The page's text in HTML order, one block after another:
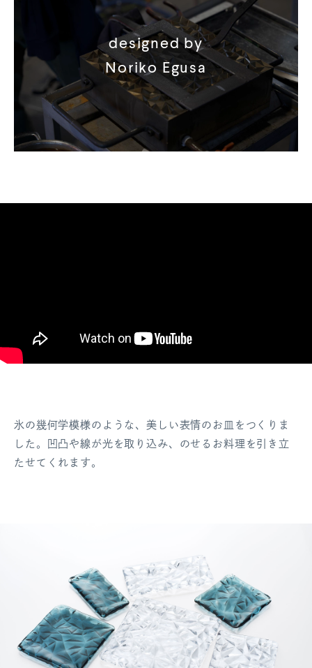
designed by
Noriko Egusa
氷の幾何学模様のような、美しい表情のお皿をつくりま
した。凹凸や線が光を取り込み、のせるお料理を引き立
たせてくれます。